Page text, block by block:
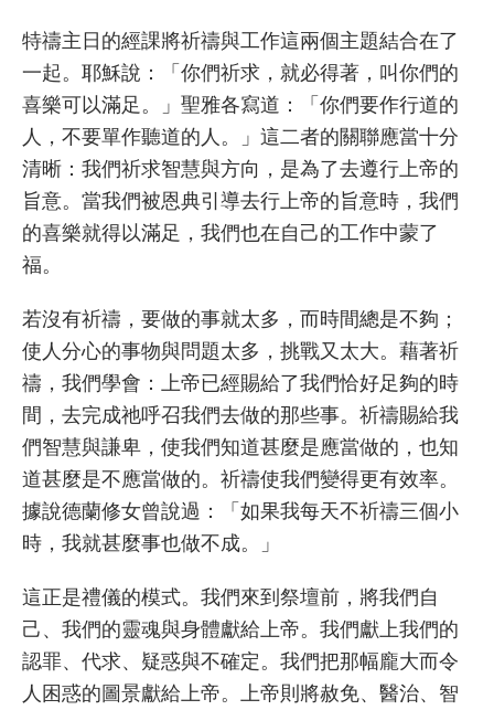
特禱主日的經課將祈禱與工作這兩個主題結合在了
一起。耶穌說：「你們祈求，就必得著，叫你們的
喜樂可以滿足。」聖雅各寫道：「你們要作行道的
人，不要單作聽道的人。」這二者的關聯應當十分
清晰：我們祈求智慧與方向，是為了去遵行上帝的
旨意。當我們被恩典引導去行上帝的旨意時，我們
的喜樂就得以滿足，我們也在自己的工作中蒙了
福。
若沒有祈禱，要做的事就太多，而時間總是不夠；
使人分心的事物與問題太多，挑戰又太大。藉著祈
禱，我們學會：上帝已經賜給了我們恰好足夠的時
間，去完成祂呼召我們去做的那些事。祈禱賜給我
們智慧與謙卑，使我們知道甚麼是應當做的，也知
道甚麼是不應當做的。祈禱使我們變得更有效率。
據說德蘭修女曾說過：「如果我每天不祈禱三個小
時，我就甚麼事也做不成。」
這正是禮儀的模式。我們來到祭壇前，將我們自
己、我們的靈魂與身體獻給上帝。我們獻上我們的
認罪、代求、疑惑與不確定。我們把那幅龐大而令
人困惑的圖景獻給上帝。上帝則將赦免、醫治、智